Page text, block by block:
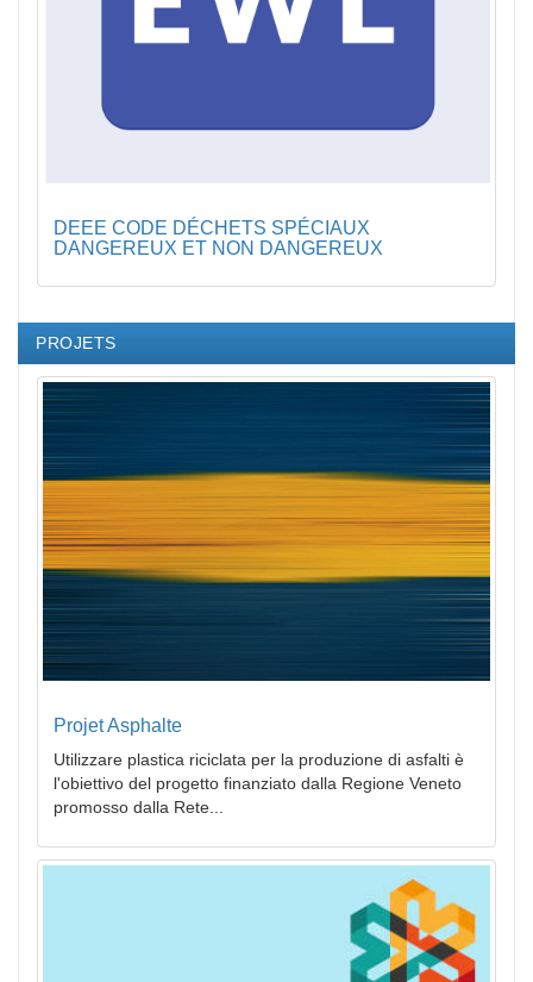
DEEE CODE DÉCHETS SPÉCIAUX
DANGEREUX ET NON DANGEREUX
PROJETS
Projet Asphalte
Utilizzare plastica riciclata per la produzione di asfalti è
l'obiettivo del progetto finanziato dalla Regione Veneto
promosso dalla Rete...